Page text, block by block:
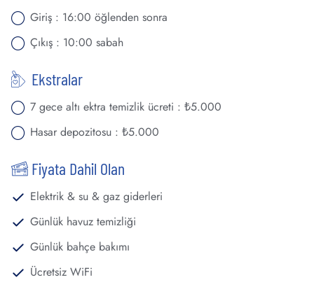
Giriş : 16:00 öğlenden sonra
Çıkış : 10:00 sabah
Ekstralar
7 gece altı ektra temizlik ücreti : ₺5.000
Hasar depozitosu : ₺5.000
Fiyata Dahil Olan
Elektrik & su & gaz giderleri
Günlük havuz temizliği
Günlük bahçe bakımı
Ücretsiz WiFi